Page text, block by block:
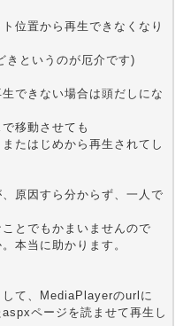
位置から再生できなくなり
きというのが厄介です)
できない場合は頭だしにな
移動させても
たはじめから再生されてし
原因すら分からず、一人で
とでもかまいませんので
本当に助かります。
して、MediaPlayerのurlに
ページを読ませて再生し